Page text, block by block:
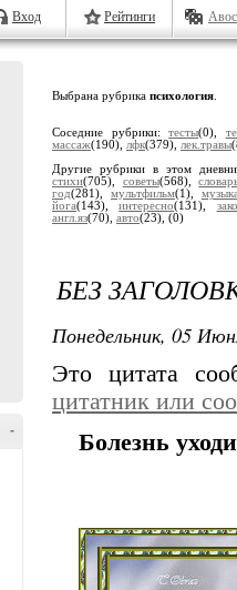
Вход Рейтинги
-
Выбрана рубрика психология
Соседние рубрики:тесты(0),
массаж(190), лфк(379), лек.травы
Другие рубрики в этом
стихи(705), советы(568),
год(281), мультфильм(1),
йога(143),интересно(131),
англ.яз(70), авто(23), (0)
БЕЗ
Понедельник, 05
Это цитата
цитатник или
Болезнь